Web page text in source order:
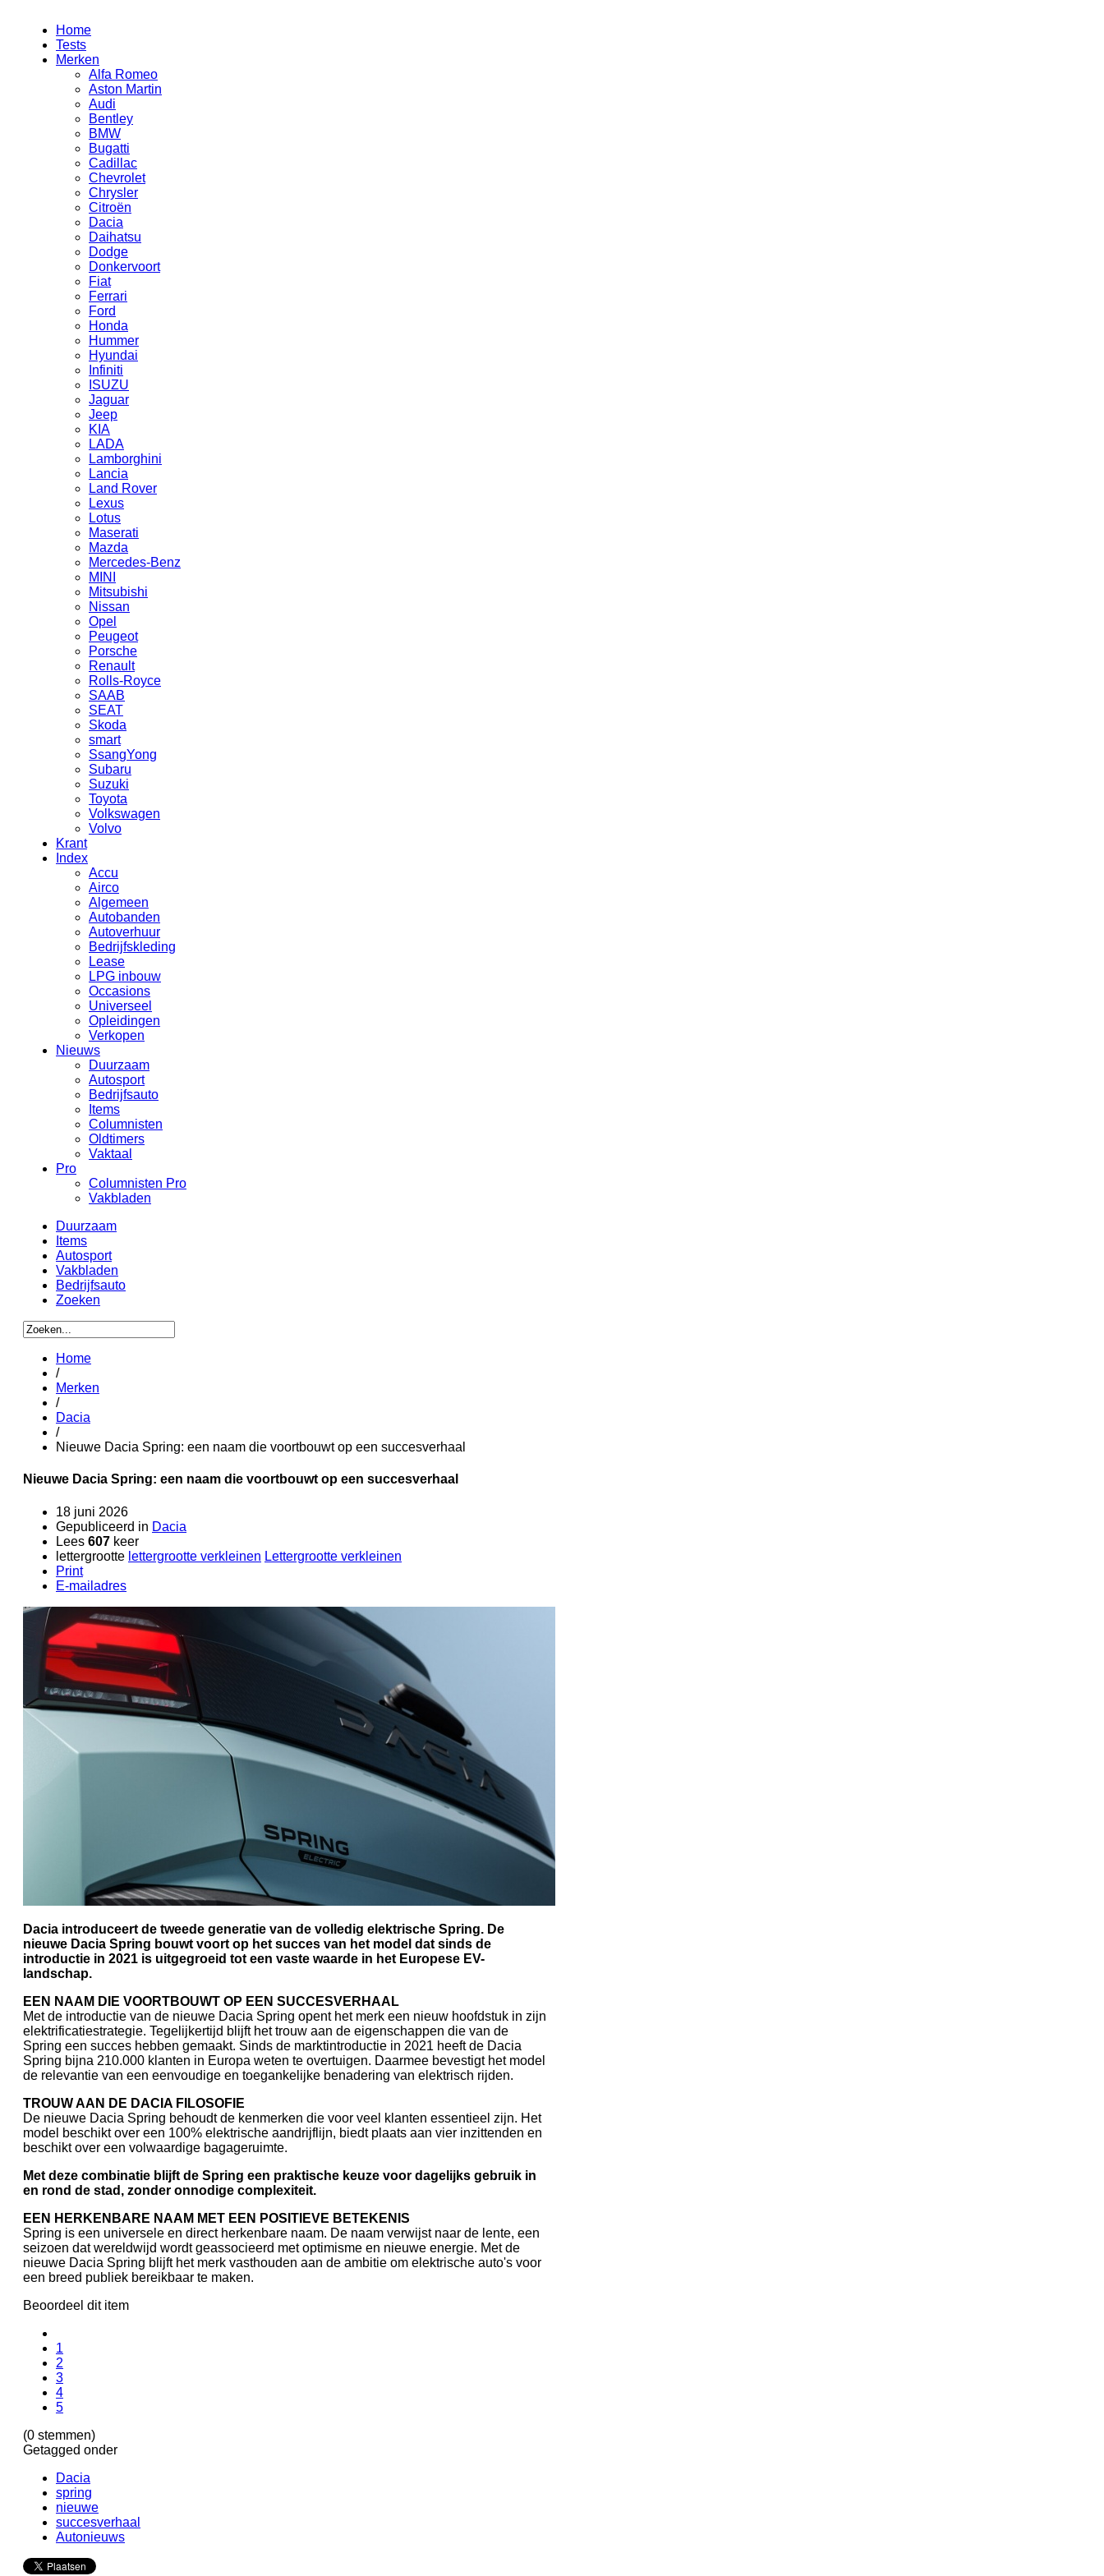
Home
Tests
Merken
Alfa Romeo
Aston Martin
Audi
Bentley
BMW
Bugatti
Cadillac
Chevrolet
Chrysler
Citroën
Dacia
Daihatsu
Dodge
Donkervoort
Fiat
Ferrari
Ford
Honda
Hummer
Hyundai
Infiniti
ISUZU
Jaguar
Jeep
KIA
LADA
Lamborghini
Lancia
Land Rover
Lexus
Lotus
Maserati
Mazda
Mercedes-Benz
MINI
Mitsubishi
Nissan
Opel
Peugeot
Porsche
Renault
Rolls-Royce
SAAB
SEAT
Skoda
smart
SsangYong
Subaru
Suzuki
Toyota
Volkswagen
Volvo
Krant
Index
Accu
Airco
Algemeen
Autobanden
Autoverhuur
Bedrijfskleding
Lease
LPG inbouw
Occasions
Universeel
Opleidingen
Verkopen
Nieuws
Duurzaam
Autosport
Bedrijfsauto
Items
Columnisten
Oldtimers
Vaktaal
Pro
Columnisten Pro
Vakbladen
Duurzaam
Items
Autosport
Vakbladen
Bedrijfsauto
Zoeken
Home
/
Merken
/
Dacia
/
Nieuwe Dacia Spring: een naam die voortbouwt op een succesverhaal
Nieuwe Dacia Spring: een naam die voortbouwt op een succesverhaal
18 juni 2026
Gepubliceerd in Dacia
Lees 607 keer
lettergrootte lettergrootte verkleinen Lettergrootte verkleinen
Print
E-mailadres
Dacia introduceert de tweede generatie van de volledig elektrische Spring. De
nieuwe Dacia Spring bouwt voort op het succes van het model dat sinds de
introductie in 2021 is uitgegroeid tot een vaste waarde in het Europese EV-
landschap.
EEN NAAM DIE VOORTBOUWT OP EEN SUCCESVERHAAL
Met de introductie van de nieuwe Dacia Spring opent het merk een nieuw hoofdstuk in zijn
elektrificatiestrategie. Tegelijkertijd blijft het trouw aan de eigenschappen die van de
Spring een succes hebben gemaakt. Sinds de marktintroductie in 2021 heeft de Dacia
Spring bijna 210.000 klanten in Europa weten te overtuigen. Daarmee bevestigt het model
de relevantie van een eenvoudige en toegankelijke benadering van elektrisch rijden.
TROUW AAN DE DACIA FILOSOFIE
De nieuwe Dacia Spring behoudt de kenmerken die voor veel klanten essentieel zijn. Het
model beschikt over een 100% elektrische aandrijflijn, biedt plaats aan vier inzittenden en
beschikt over een volwaardige bagageruimte.
Met deze combinatie blijft de Spring een praktische keuze voor dagelijks gebruik in
en rond de stad, zonder onnodige complexiteit.
EEN HERKENBARE NAAM MET EEN POSITIEVE BETEKENIS
Spring is een universele en direct herkenbare naam. De naam verwijst naar de lente, een
seizoen dat wereldwijd wordt geassocieerd met optimisme en nieuwe energie. Met de
nieuwe Dacia Spring blijft het merk vasthouden aan de ambitie om elektrische auto's voor
een breed publiek bereikbaar te maken.
Beoordeel dit item
1
2
3
4
5
(0 stemmen)
Getagged onder
Dacia
spring
nieuwe
succesverhaal
Autonieuws